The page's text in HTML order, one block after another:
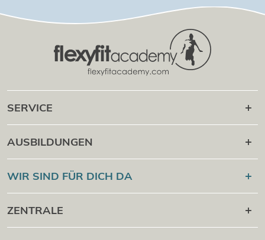
SERVICE
Karriere danach
Online Campus
Cert Check
AUSBILDUNGEN
Flexyfit
Sport Academy
Flexyfit Massage Academy
Flexyfit®Beauty Academy
WIR SIND FÜR DICH DA
+43 1 997 27 38
[email protected]
ZENTRALE